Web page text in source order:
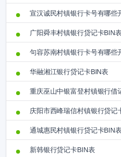
宣汉诚民村镇银行卡号有哪些
广阳舜丰村镇银行贷记卡BIN表
句容苏南村镇银行卡号有哪些
华融湘江银行贷记卡BIN表
重庆巫山中银富登村镇银行借
庆阳市西峰瑞信村镇银行贷记
通城惠民村镇银行贷记卡BIN表
新韩银行贷记卡BIN表